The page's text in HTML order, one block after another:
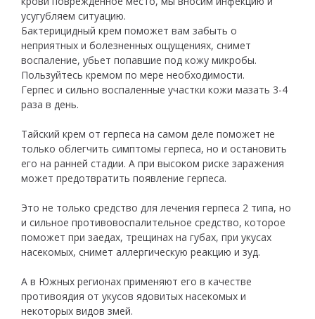
усугубляем ситуацию.
Бактерицидный крем поможет вам забыть о
неприятных и болезненных ощущениях, снимет
воспаление, убьет попавшие под кожу микробы.
Пользуйтесь кремом по мере необходимости.
Герпес и сильно воспаленные участки кожи мазать 3-4
раза в день.
Тайский крем от герпеса на самом деле поможет не
только облегчить симптомы герпеса, но и остановить
его на ранней стадии. А при высоком риске заражения
может предотвратить появление герпеса.
Это не только средство для лечения герпеса 2 типа, но
и сильное противовоспалительное средство, которое
поможет при заедах, трещинах на губах, при укусах
насекомых, снимет аллергическую реакцию и зуд.
А в Южных регионах применяют его в качестве
противоядия от укусов ядовитых насекомых и
некоторых видов змей.